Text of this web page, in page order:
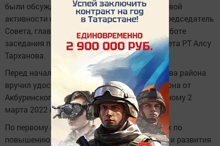
были обсуждены вопросы повышения деловой
активности населения. Провел заседание председатель
Совета, глава района Вячеслав Козлов. В работе
заседания приняла участие депутат Госсовета РТ Алсу
Тарханова.
Перед началом рассмотрения вопросов глава района
вручил удостоверение депутата Совета района от
Акбуринского СП Рафису Насырову, избранному 2
марта 2022 года.
По первому вопросу с информацией о мерах по
повышению деловой активности населения и развития